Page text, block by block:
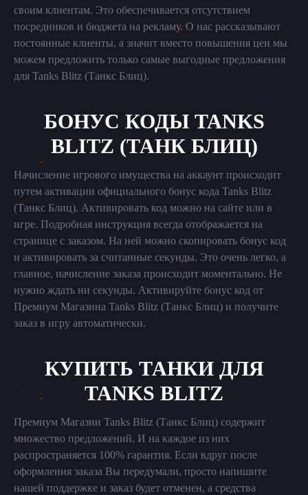
своим клиентам. Это обеспечивается отсутствием
посредников и бюджета на рекламу. О нас рассказывают
постоянные клиенты, а значит вместо повышения цен мы
можем предложить только самые выгодные предложения
для Tanks Blitz (Танкс Блиц).
БОНУС КОДЫ TANKS
BLITZ (ТАНК БЛИЦ)
Начисление игрового имущества на аккаунт происходит
путем активации официального бонус кода Tanks Blitz
(Танкс Блиц). Активировать код можно на сайте или в
игре. Подробная инструкция всегда отображается на
странице с заказом. На ней можно скопировать бонус код
и активировать за считанные секунды. Это очень легко, а
главное, начисление заказа происходит моментально. Не
нужно ждать ни секунды. Активируйте бонус код от
Премиум Магазина Tanks Blitz (Танкс Блиц) и получите
заказ в игру автоматически.
КУПИТЬ ТАНКИ ДЛЯ
TANKS BLITZ
Премиум Магазин Tanks Blitz (Танкс Блиц) содержит
множество предложений. И на каждое из них
распространяется 100% гарантия. Если вдруг после
оформления заказа Вы передумали, просто напишите
нашей поддержке и заказ будет отменен, а средства